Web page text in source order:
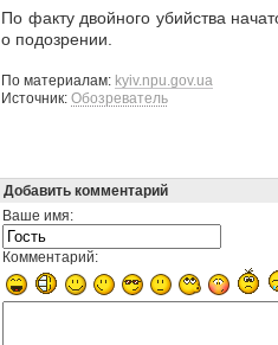
По факту двойного убийства
о подозрении
По материалам: kyiv.npu.gov.ua
Источник: Обозреватель
Добавить комментарий
Ваше имя:
Комментарий: